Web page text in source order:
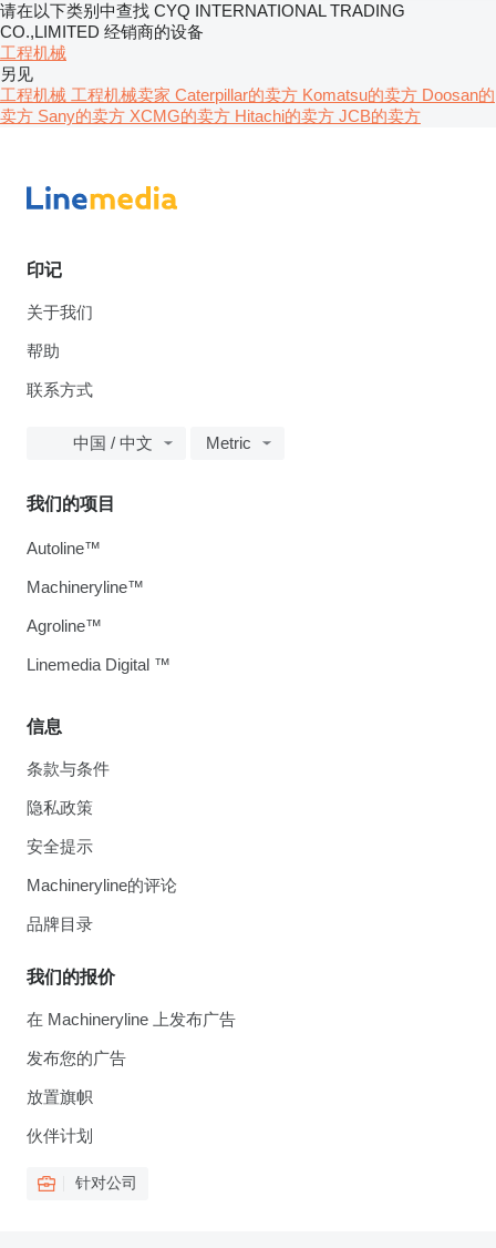
请在以下类别中查找 CYQ INTERNATIONAL TRADING
CO.,LIMITED 经销商的设备
工程机械
另见
工程机械 工程机械卖家 Caterpillar的卖方 Komatsu的卖方 Doosan的
卖方 Sany的卖方 XCMG的卖方 Hitachi的卖方 JCB的卖方
印记
关于我们
帮助
联系方式
中国 / 中文 Metric
信息
条款与条件
隐私政策
安全提示
Machineryline的评论
品牌目录
我们的报价
在 Machineryline 上发布广告
发布您的广告
放置旗帜
伙伴计划
针对公司
我们的项目
Autoline™
Machineryline™
Agroline™
Linemedia Digital ™